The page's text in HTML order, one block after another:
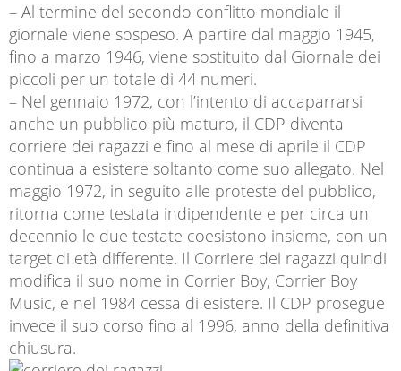
– Al termine del secondo conflitto mondiale il
giornale viene sospeso. A partire dal maggio 1945,
fino a marzo 1946, viene sostituito dal Giornale dei
piccoli per un totale di 44 numeri.
– Nel gennaio 1972, con l’intento di accaparrarsi
anche un pubblico più maturo, il CDP diventa
corriere dei ragazzi e fino al mese di aprile il CDP
continua a esistere soltanto come suo allegato. Nel
maggio 1972, in seguito alle proteste del pubblico,
ritorna come testata indipendente e per circa un
decennio le due testate coesistono insieme, con un
target di età differente. Il Corriere dei ragazzi quindi
modifica il suo nome in Corrier Boy, Corrier Boy
Music, e nel 1984 cessa di esistere. Il CDP prosegue
invece il suo corso fino al 1996, anno della definitiva
chiusura.